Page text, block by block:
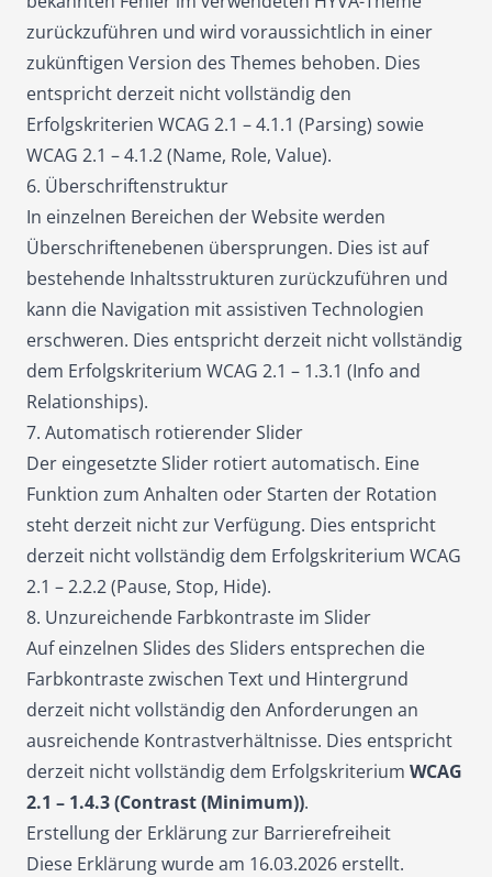
zurückzuführen und wird voraussichtlich in einer
zukünftigen Version des Themes behoben. Dies
entspricht derzeit nicht vollständig den
Erfolgskriterien WCAG 2.1 – 4.1.1 (Parsing) sowie
WCAG 2.1 – 4.1.2 (Name, Role, Value).
6. Überschriftenstruktur
In einzelnen Bereichen der Website werden
Überschriftenebenen übersprungen. Dies ist auf
bestehende Inhaltsstrukturen zurückzuführen und
kann die Navigation mit assistiven Technologien
erschweren. Dies entspricht derzeit nicht vollständig
dem Erfolgskriterium WCAG 2.1 – 1.3.1 (Info and
Relationships).
7. Automatisch rotierender Slider
Der eingesetzte Slider rotiert automatisch. Eine
Funktion zum Anhalten oder Starten der Rotation
steht derzeit nicht zur Verfügung. Dies entspricht
derzeit nicht vollständig dem Erfolgskriterium WCAG
2.1 – 2.2.2 (Pause, Stop, Hide).
8. Unzureichende Farbkontraste im Slider
Auf einzelnen Slides des Sliders entsprechen die
Farbkontraste zwischen Text und Hintergrund
derzeit nicht vollständig den Anforderungen an
ausreichende Kontrastverhältnisse. Dies entspricht
derzeit nicht vollständig dem Erfolgskriterium WCAG
2.1 – 1.4.3 (Contrast (Minimum)).
Erstellung der Erklärung zur Barrierefreiheit
Diese Erklärung wurde am 16.03.2026 erstellt.